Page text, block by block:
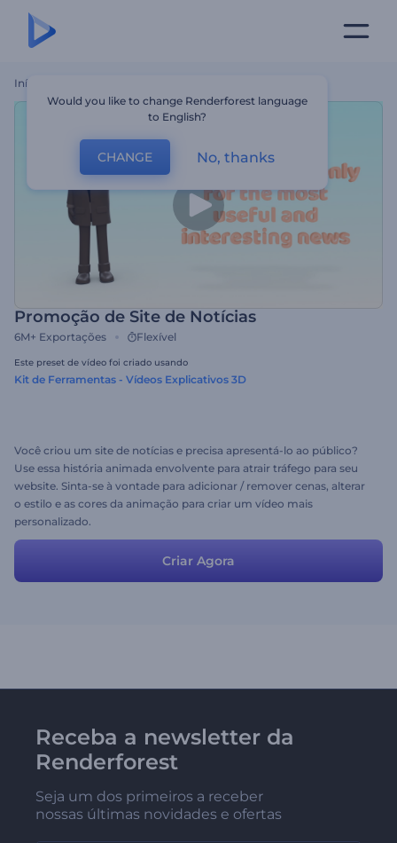
Início
Promoção de Site de Notícias
6M+ Exportações Flexível
Este preset de vídeo foi criado usando
Kit de Ferramentas - Vídeos Explicativos 3D
Você criou um site de notícias e precisa apresentá-lo ao público?
Use essa história animada envolvente para atrair tráfego para seu
website. Sinta-se à vontade para adicionar / remover cenas, alterar
o estilo e as cores da animação para criar um vídeo mais
personalizado.
Criar Agora
Receba a newsletter da
Renderforest
Seja um dos primeiros a receber
nossas últimas novidades e ofertas
Would you like to change Renderforest language
to English?
CHANGE No, thanks